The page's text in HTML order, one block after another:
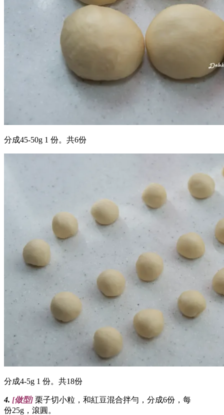
分成45-50g 1 份。共6份
分成4-5g 1 份。共18份
4. [做型] 栗子切小粒，和紅豆混合拌勻，分成6份，每
份25g，滾圓。